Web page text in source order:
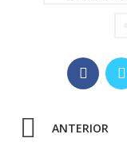
ANTERIOR